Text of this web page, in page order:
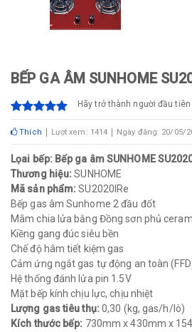
BẾP GA ÂM SUNHOME
Hãy trở thành người đầu
Thích Lượt xem: 1414 Ngày đăng: 20/05/
Lọai bếp: Bếp ga âm SUNHOME
Thương hiệu: SUNHOME
Mã sản phẩm:SU2020IRe
Bếp gas âm Sunhome 2 đầu đốt
Mâm chia lửa bằng Đồng sơn phủ
Kiềng gang đúc siêu bền
Chế độ hâm tiết kiệm gas
Cảm ứng ngắt gas tự động an toàn
Hệ thống đánh lửa pin 1.5V
Mặt bếp kính chịu lực, chịu nhiệt
Lượng gas tiêu thụ: 0,30 (kg, gas/h/lò)
Kích thước bếp: 730mm x 430mm x